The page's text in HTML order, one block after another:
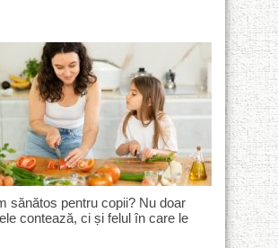
sănătos pentru copii? Nu doar
contează, ci și felul în care le